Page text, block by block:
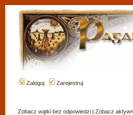
Zaloguj Zarejestruj
Zobacz wątki bez odpowiedzi | Zobacz